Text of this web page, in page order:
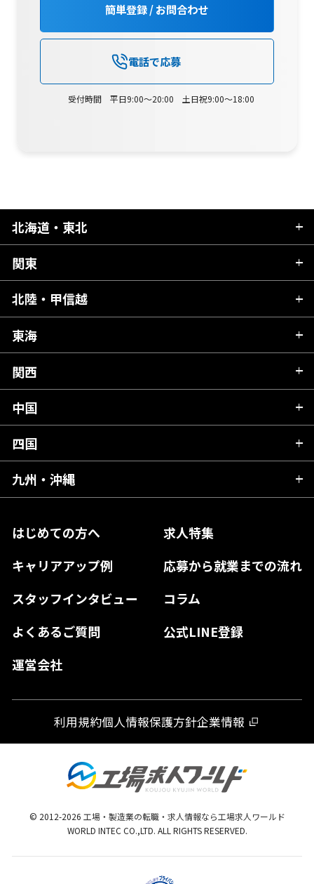
簡単登録 / お問合わせ
電話で応募
受付時間 平日9:00～20:00 土日祝9:00～18:00
はじめての方へ
求人特集
キャリアアップ例
応募から就業までの流れ
スタッフインタビュー
コラム
よくあるご質問
公式LINE登録
運営会社
北海道・東北
北海道
青森県
秋田県
岩手県
宮城県
福島県
関東
茨城県
栃木県
群馬県
千葉県
東京都
神奈川県
北陸・甲信越
新潟県
富山県
石川県
山梨県
長野県
東海
岐阜県
静岡県
愛知県
関西
滋賀県
京都府
大阪府
奈良県
和歌山県
中国
広島県
岡山県
島根県
山口県
四国
愛媛県
高知県
徳島県
九州・沖縄
熊本県
宮崎県
利用規約個人情報保護方針企業情報
© 2012-2026 工場・製造業の転職・求人情報なら工場求人ワールド
WORLD INTEC CO.,LTD. ALL RIGHTS RESERVED.